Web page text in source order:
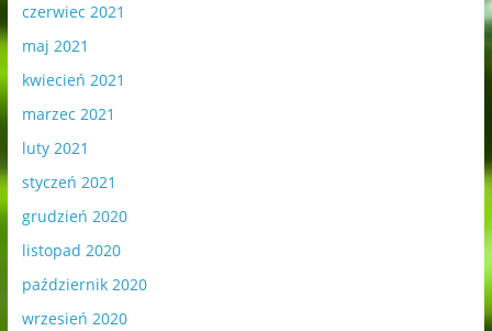
czerwiec 2021
maj 2021
kwiecień 2021
marzec 2021
luty 2021
styczeń 2021
grudzień 2020
listopad 2020
październik 2020
wrzesień 2020